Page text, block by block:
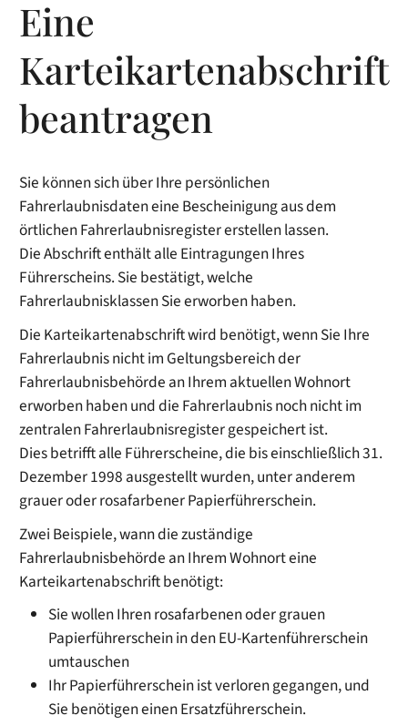
Eine
Karteikartenabschrift
beantragen
Sie können sich über Ihre persönlichen
Fahrerlaubnisdateneine Bescheinigung aus dem
örtlichen Fahrerlaubnisregistererstellen lassen.
Die Abschrift enthält alle Eintragungen Ihres
Führerscheins. Sie bestätigt, welche
Fahrerlaubnisklassen Sie erworben haben.
Die Karteikartenabschrift wird benötigt, wenn Sie Ihre
Fahrerlaubnis nicht im Geltungsbereich der
Fahrerlaubnisbehörde an Ihrem aktuellen Wohnort
erworben haben und die Fahrerlaubnis noch nicht im
zentralen Fahrerlaubnisregister gespeichert ist.
Dies betrifft alle Führerscheine, die bis einschließlich 31.
Dezember 1998 ausgestellt wurden,unter anderem
grauer oder rosafarbener Papierführerschein.
Zwei Beispiele, wann die zuständige
Fahrerlaubnisbehörde an Ihrem Wohnort eine
Karteikartenabschriftbenötigt:
Sie wollen Ihren rosafarbenen oder grauen
Papierführerschein in den EU-Kartenführerschein
umtauschen
Ihr Papierführerschein ist verloren gegangen, und
Sie benötigen einen Ersatzführerschein.